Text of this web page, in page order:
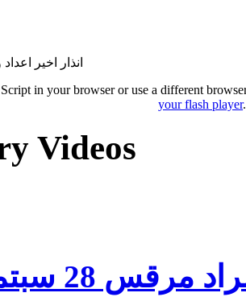
انذار اخير
Script in your browser or use a different
your flash player.
Videos
28 سبتمبر 2020